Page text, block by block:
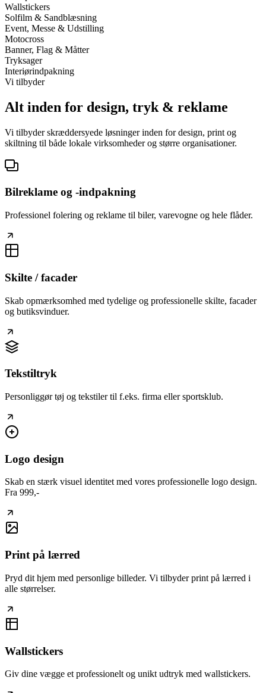
Wallstickers
Solfilm & Sandblæsning
Event, Messe & Udstilling
Motocross
Banner, Flag & Måtter
Tryksager
Interiørindpakning
Vi tilbyder
Alt inden for design, tryk & reklame
Vi tilbyder skræddersyede løsninger inden for design, print og
skiltning til både lokale virksomheder og større organisationer.
Bilreklame og -indpakning
Professionel folering og reklame til biler, varevogne og hele flåder.
Skilte / facader
Skab opmærksomhed med tydelige og professionelle skilte, facader
og butiksvinduer.
Tekstiltryk
Personliggør tøj og tekstiler til f.eks. firma eller sportsklub.
Logo design
Skab en stærk visuel identitet med vores professionelle logo design.
Fra 999,-
Print på lærred
Pryd dit hjem med personlige billeder. Vi tilbyder print på lærred i
alle størrelser.
Wallstickers
Giv dine vægge et professionelt og unikt udtryk med wallstickers.